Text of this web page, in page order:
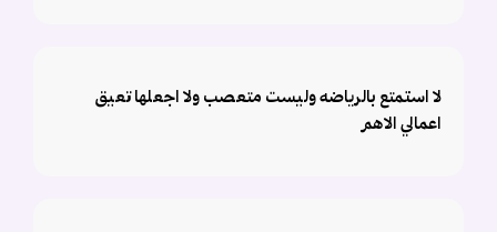
لا استمتع بالرياضه وليست متعصب ولا اجعلها تعيق
اعمالي الاهم